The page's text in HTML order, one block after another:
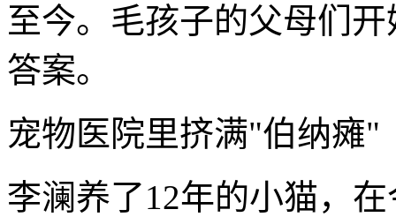
至今。毛孩子的父母们
答案。
宠物医院里挤满"伯纳瘫"
李澜养了12年的小猫，